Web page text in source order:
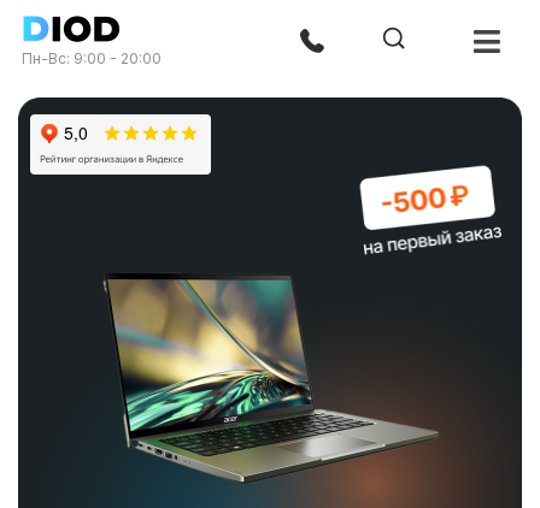
Пн-Вс: 9:00 - 20:00